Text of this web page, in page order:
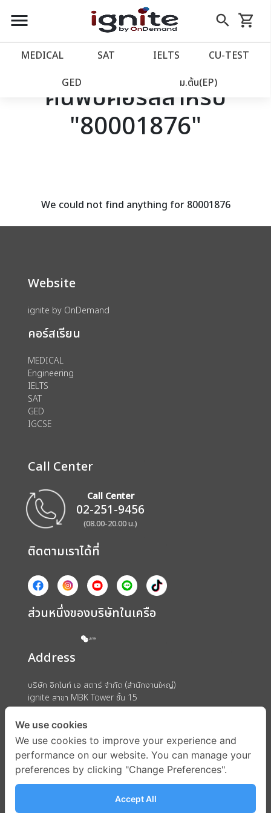
close
account_balance หน้าแรก
เว็บไซต์อิกไนท์
โปรโมชั่น
assignment ลงทะเบียน
menu search
Skip
to
shopping_cart
รถเข็น
MEDICAL SAT IELTS CU‑TEST
GED ม.ต้น(EP)
ค้นพบคอร์สสำหรับ
"80001876"
We could not find anything for 80001876
Website
ignite by OnDemand
คอร์สเรียน
MEDICAL
Engineering
IELTS
SAT
GED
IGCSE
Call Center
Call Center
02-251-9456
(08.00-20.00 น.)
ติดตามเราได้ที่
ส่วนหนึ่งของบริษัทในเครือ
Address
บริษัท อิกไนท์ เอ สตาร์ จำกัด (สำนักงานใหญ่)
ignite สาขา MBK Tower ชั้น 15
ถนนพญาไท แขวงวังใหม่ เขตปทุมวัน กรุงเทพมหานคร 10330
We use cookies
We use cookies to improve your experience and
performance on our website. You can manage your
preferences by clicking "Change Preferences".
Accept All